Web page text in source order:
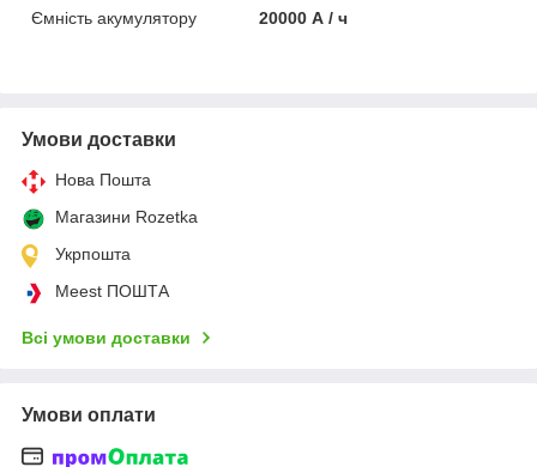
Ємність акумулятору
20000 А / ч
Умови доставки
Нова Пошта
Магазини Rozetka
Укрпошта
Meest ПОШТА
Всі умови доставки
Умови оплати